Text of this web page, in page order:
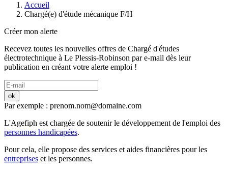
Accueil
Chargé(e) d'étude mécanique F/H
Créer mon alerte
Recevez toutes les nouvelles offres de Chargé d'études
électrotechnique à Le Plessis-Robinson par e-mail dès leur
publication en créant votre alerte emploi !
ok
Par exemple : prenom.nom@domaine.com
L'Agefiph est chargée de soutenir le développement de l'emploi des
personnes handicapées.
Pour cela, elle propose des services et aides financières pour les
entreprises et les personnes.